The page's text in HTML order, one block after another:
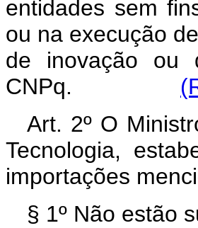
entidades sem
ou na execução
de inovação ou
CNPq.
Art. 2º O
Tecnologia,
importações
§ 1º Não estão